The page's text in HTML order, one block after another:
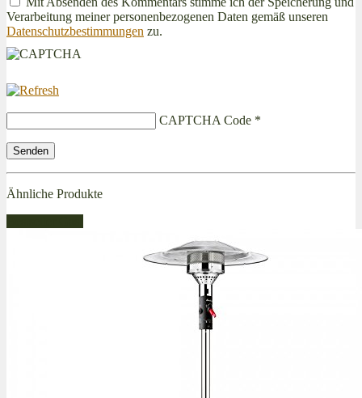
Verarbeitung meiner personenbezogenen Daten gemäß unseren
Datenschutzbestimmungen zu.
CAPTCHA Code *
Ähnliche Produkte